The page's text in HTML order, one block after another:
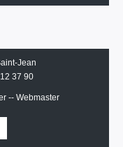
Jean
37 90
-- Webmaster